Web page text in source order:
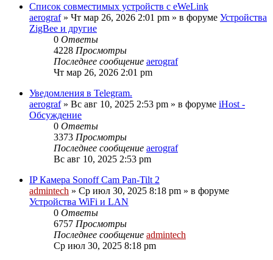
Список совместимых устройств с eWeLink
aerograf» Чт мар 26, 2026 2:01 pm » в форуме Устройства
ZigBee и другие
0 Ответы
4228 Просмотры
Последнее сообщение aerograf
Чт мар 26, 2026 2:01 pm
Уведомления в Telegram.
aerograf» Вс авг 10, 2025 2:53 pm » в форуме iHost -
Обсуждение
0 Ответы
3373 Просмотры
Последнее сообщение aerograf
Вс авг 10, 2025 2:53 pm
IP Камера Sonoff Cam Pan-Tilt 2
admintech » Ср июл 30, 2025 8:18 pm » в форуме
Устройства WiFi и LAN
0 Ответы
6757 Просмотры
Последнее сообщение admintech
Ср июл 30, 2025 8:18 pm